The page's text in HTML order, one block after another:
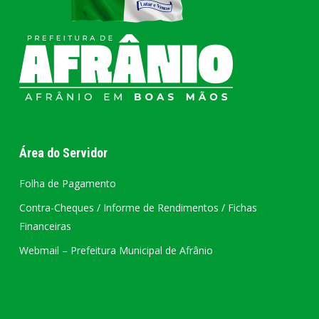
Área do Servidor
Folha de Pagamento
Contra-Cheques / Informe de Rendimentos / Fichas
Financeiras
Webmail – Prefeitura Municipal de Afrânio